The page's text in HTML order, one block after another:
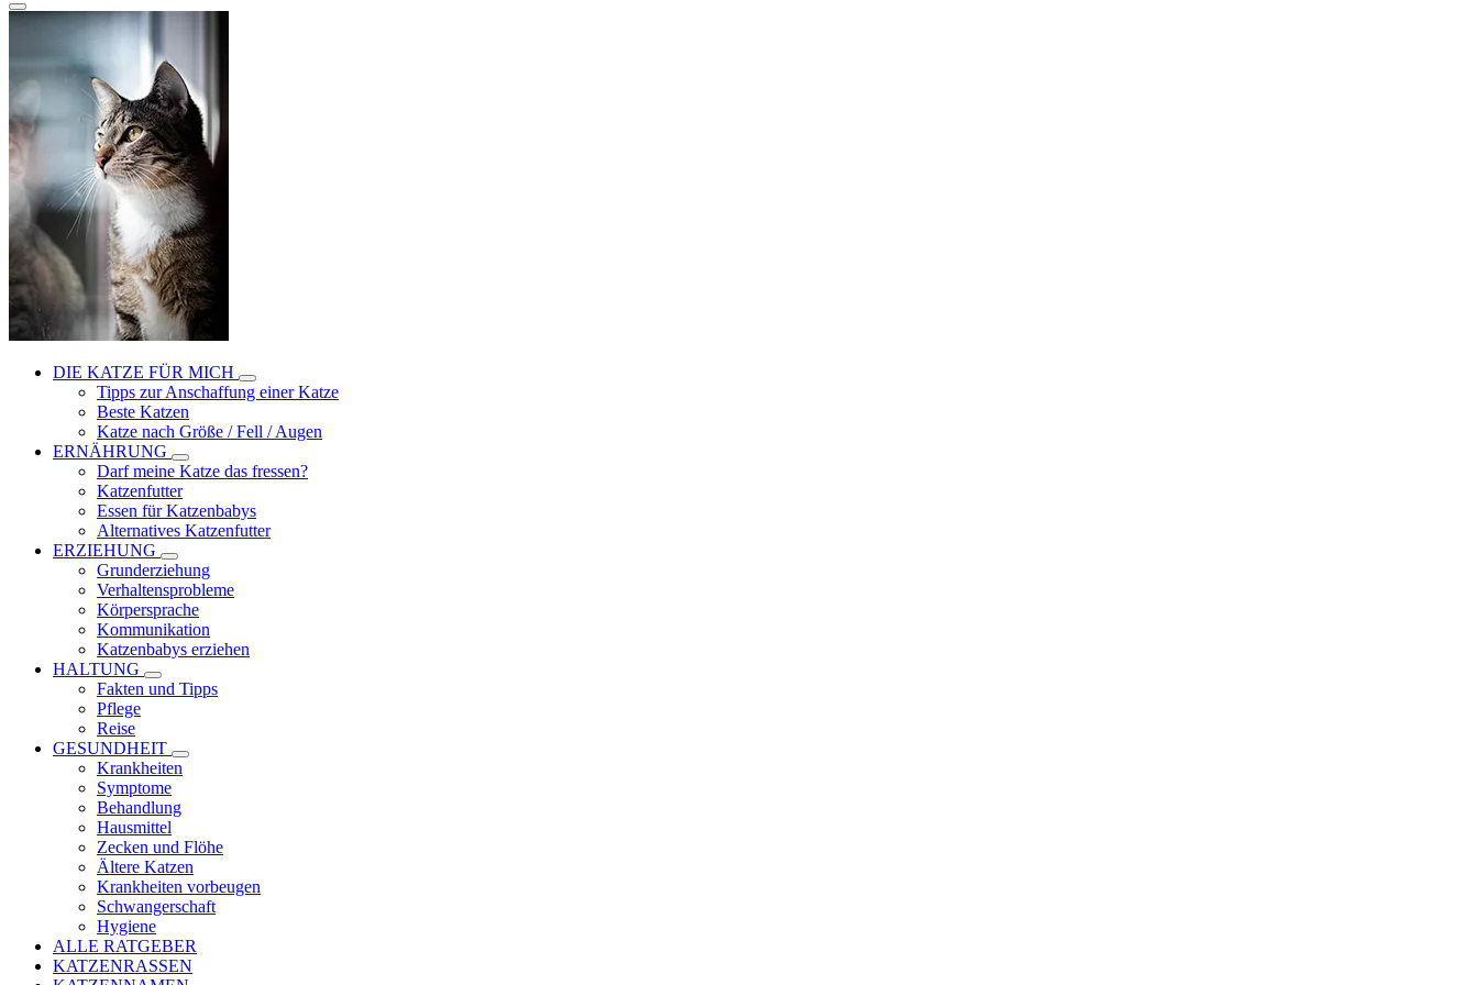
DIE KATZE FÜR MICH
Tipps zur Anschaffung einer Katze
Beste Katzen
Katze nach Größe / Fell / Augen
ERNÄHRUNG
Darf meine Katze das fressen?
Katzenfutter
Essen für Katzenbabys
Alternatives Katzenfutter
ERZIEHUNG
Grunderziehung
Verhaltensprobleme
Körpersprache
Kommunikation
Katzenbabys erziehen
HALTUNG
Fakten und Tipps
Pflege
Reise
GESUNDHEIT
Krankheiten
Symptome
Behandlung
Hausmittel
Zecken und Flöhe
Ältere Katzen
Krankheiten vorbeugen
Schwangerschaft
Hygiene
ALLE RATGEBER
KATZENRASSEN